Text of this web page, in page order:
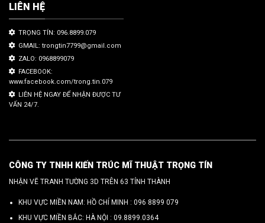
LIÊN HỆ
TRỌNG TÍN: 096.8899.079
GMAIL: trongtin7799@gmail.com
ZALO: 0968899079
FACEBOOK:
www.facebook.com/trong.tin.079
LIÊN HỆ NGAY ĐỂ NHẬN ĐƯỢC TƯ
VẤN 24/7.
CÔNG TY TNHH KIẾN TRÚC MĨ THUẬT TRỌNG TÍN
NHẬN VẼ TRANH TƯỜNG 3D TRÊN 63 TỈNH THÀNH
KHU VỰC MIỀN NAM: HỒ CHÍ MINH : 096 8899 079
KHU VỰC MIỀN BẮC: HÀ NỘI : 09.8899.0364